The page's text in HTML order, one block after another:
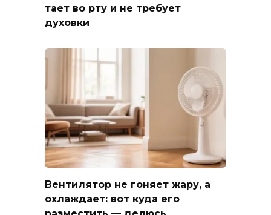
тает во рту и не требует
духовки
Вентилятор не гоняет жару, а
охлаждает: вот куда его